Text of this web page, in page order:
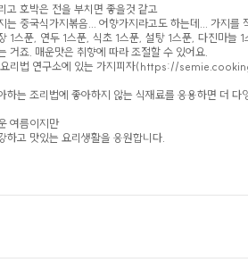
고 호박은 전을 부치면 좋을것 같고
는 중국식가지볶음... 어향가지라고도 하는데... 가지를
1스푼, 연두 1스푼, 식초 1스푼, 설탕 1스푼, 다진마늘
거죠. 매운맛은 취향에 따라 조절할 수 있어요.
리법 연구소에 있는 가지피자(https://
하는 조리법에 좋아하지 않는 식재료를 응용하면 더 다
여름이지만
하고 맛있는 요리생활을 응원합니다.